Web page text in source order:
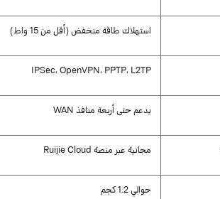
استهلاك طاقة منخفض (أقل من15واط)
IPSec،OpenVPN،PPTP،L2TP
يدعم حتى أربعة منافذWAN
مجانية عبر منصة RuijieCloud
حوالي1.2كجم